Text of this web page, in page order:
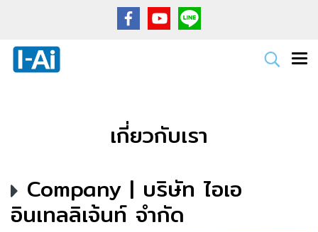
เกี่ยวกับเรา
Company | บริษัท ไอเอ
อินเทลลิเจ้นท์ จำกัด